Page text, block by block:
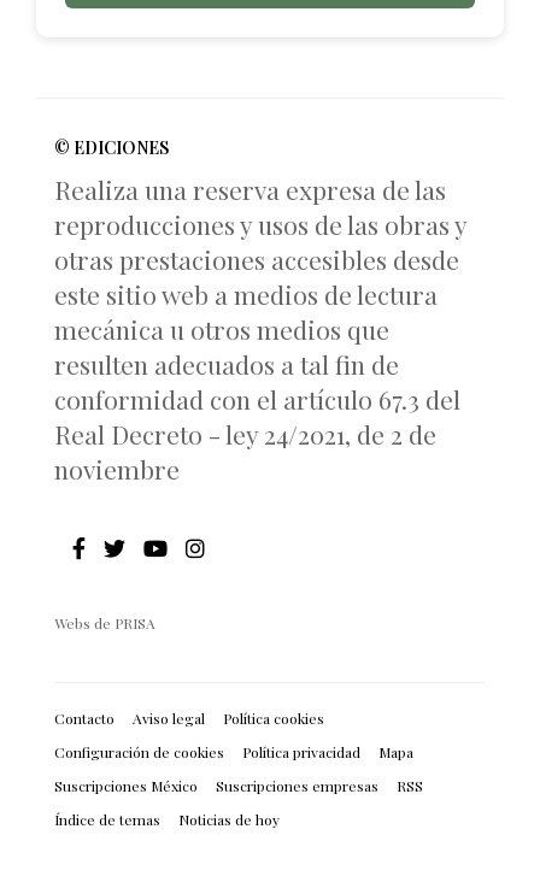
© EDICIONES
Realiza una reserva expresa de las
reproducciones y usos de las obras y
otras prestaciones accesibles desde
este sitio web a medios de lectura
mecánica u otros medios que
resulten adecuados a tal fin de
conformidad con el artículo 67.3 del
Real Decreto - ley 24/2021, de 2 de
noviembre
Webs de PRISA
Contacto Aviso legal
Política cookies
Configuración de cookies
Política privacidad
Mapa
Suscripciones México
Suscripciones empresas
RSS
Índice de temas
Noticias de hoy